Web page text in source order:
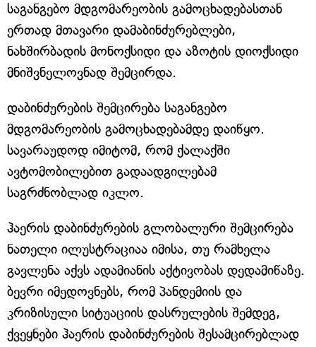
საგანგებო მდგომარეობის გამოცხადებასთან
ერთად მთავარი დამაბინძურებლები,
ნახშირბადის მონოქსიდი და აზოტის დიოქსიდი
მნიშვნელოვნად შემცირდა.
დაბინძურების შემცირება საგანგებო
მდგომარეობის გამოცხადებამდე დაიწყო.
სავარაუდოდ იმიტომ, რომ ქალაქში
ავტომობილებით გადაადგილებამ
საგრძნობლად იკლო.
ჰაერის დაბინძურების გლობალური შემცირება
ნათელი ილუსტრაციაა იმისა, თუ რამხელა
გავლენა აქვს ადამიანის აქტივობას დედამიწაზე.
ბევრი იმედოვნებს, რომ პანდემიის და
კრიზისული სიტუაციის დასრულების შემდეგ,
ქვეყნები ჰაერის დაბინძურების შესამცირებლად